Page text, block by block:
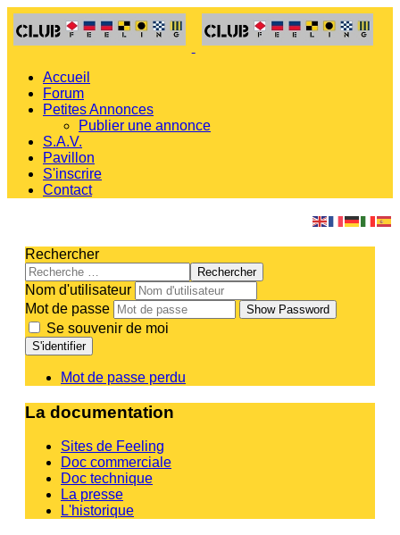
Accueil
Forum
Petites Annonces
Publier une annonce
S.A.V.
Pavillon
S'inscrire
Contact
Rechercher
Rechercher
Nom d'utilisateur
Mot de passe
Show Password
Se souvenir de moi
S'identifier
Mot de passe perdu
La documentation
Sites de Feeling
Doc commerciale
Doc technique
La presse
L'historique